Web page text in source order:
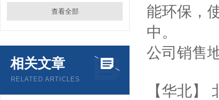
查看全部
相关文章
RELATED ARTICLES
能环保，
中。
公司销售
【华北】